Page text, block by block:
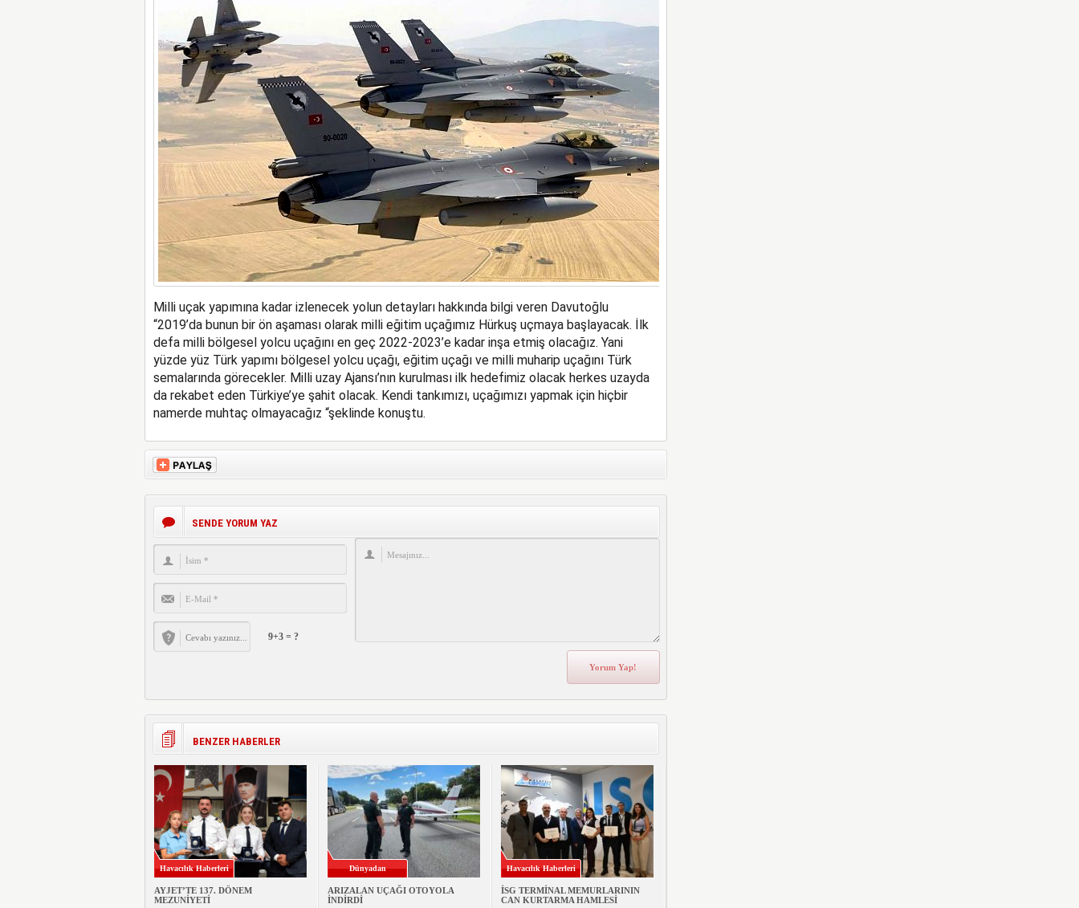
Milli uçak yapımına kadar izlenecek yolun detayları hakkında bilgi veren Davutoğlu
“2019’da bunun bir ön aşaması olarak milli eğitim uçağımız Hürkuş uçmaya başlayacak. İlk
defa milli bölgesel yolcu uçağını en geç 2022-2023’e kadar inşa etmiş olacağız. Yani
yüzde yüz Türk yapımı bölgesel yolcu uçağı, eğitim uçağı ve milli muharip uçağını Türk
semalarında görecekler. Milli uzay Ajansı’nın kurulması ilk hedefimiz olacak herkes uzayda
da rekabet eden Türkiye’ye şahit olacak. Kendi tankımızı, uçağımızı yapmak için hiçbir
namerde muhtaç olmayacağız “şeklinde konuştu.
SENDE YORUM YAZ
9+3 = ?
BENZER HABERLER
Havacılık Haberleri
AYJET’TE 137. DÖNEM
MEZUNİYETİ
Dünyadan
ARIZALAN UÇAĞI OTOYOLA
İNDİRDİ
Havacılık Haberleri
İSG TERMİNAL MEMURLARININ
CAN KURTARMA HAMLESİ